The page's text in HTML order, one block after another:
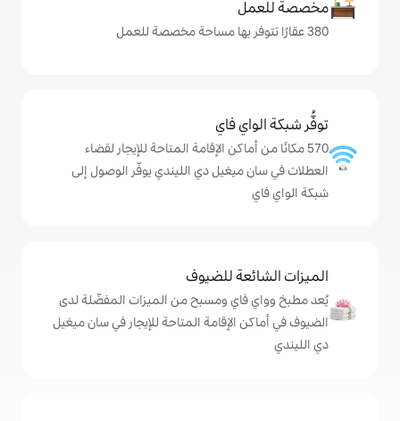
الإقامة المتاحة للإيجار لقضاء
دي الليندي يوفّر الوصول إلى
ومسبح من الميزات المفضّلة لدى
المتاحة للإيجار في سان ميغيل